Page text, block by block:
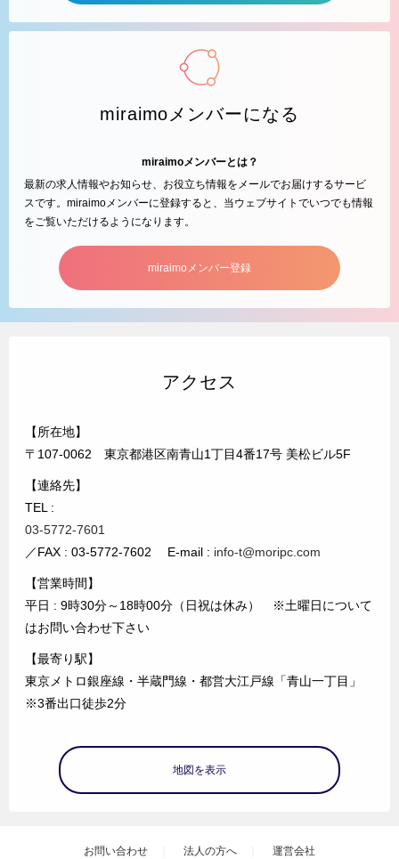
miraimoメンバーになる
miraimoメンバーとは？
最新の求人情報やお知らせ、お役立ち情報をメールでお届けするサービ
スです。miraimoメンバーに登録すると、当ウェブサイトでいつでも情報
をご覧いただけるようになります。
miraimoメンバー登録
アクセス
【所在地】
〒107-0062 東京都港区南青山1丁目4番17号 美松ビル5F
【連絡先】
TEL :
03-5772-7601
／FAX : 03-5772-7602 E-mail : info-t@moripc.com
【営業時間】
平日 : 9時30分～18時00分（日祝は休み） ※土曜日について
はお問い合わせ下さい
【最寄り駅】
東京メトロ銀座線・半蔵門線・都営大江戸線「青山一丁目」
※3番出口徒歩2分
地図を表示
お問い合わせ 法人の方へ 運営会社